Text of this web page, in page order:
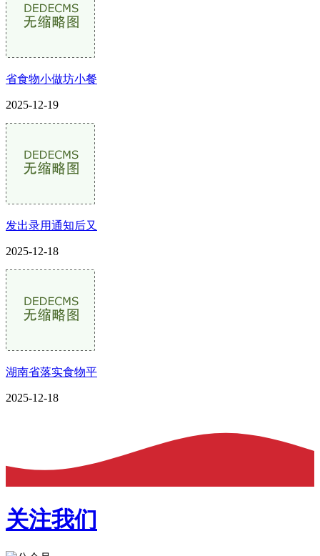
省食物小做坊小餐
2025-12-19
发出录用通知后又
2025-12-18
湖南省落实食物平
2025-12-18
关注我们